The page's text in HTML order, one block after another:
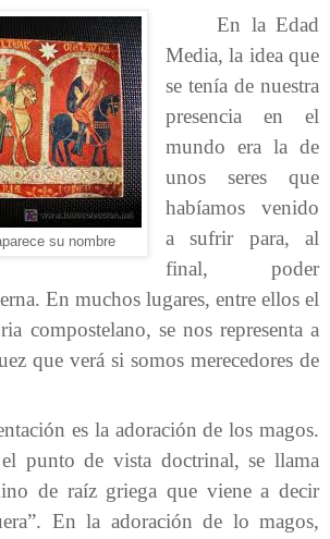
su nombre
En la Edad
Media, la idea que
se tenía de nuestra
presencia en el
mundo era la de
unos seres que
habíamos venido
a sufrir para, al
final, poder
En muchos lugares, entre ellos el
compostelano, se nos representa a
que verá si somos merecedores de
es la adoración de los magos.
punto de vista doctrinal, se llama
de raíz griega que viene a decir
En la adoración de lo magos,